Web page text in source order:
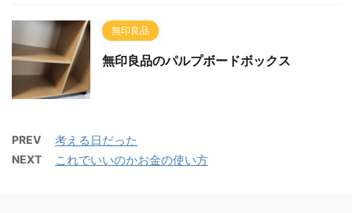
無印良品
無印良品のパルプボードボックス
PREV 考える日だった
NEXT これでいいのかお金の使い方